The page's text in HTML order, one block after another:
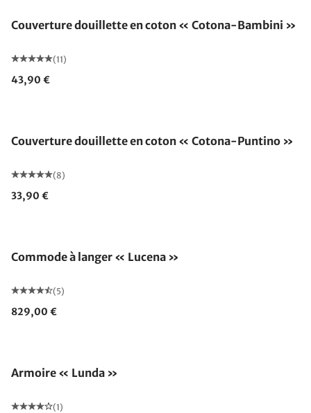
Couverture douillette en coton « Cotona-Bambini »
(11)
43,90 €
Couverture douillette en coton « Cotona-Puntino »
(8)
33,90 €
Commode à langer « Lucena »
(5)
829,00 €
Armoire « Lunda »
(1)